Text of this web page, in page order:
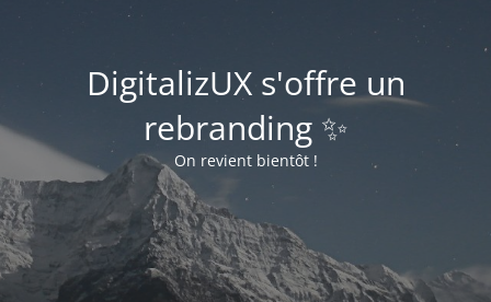
DigitalizUX s'offre un
rebranding ✨
On revient bientôt !